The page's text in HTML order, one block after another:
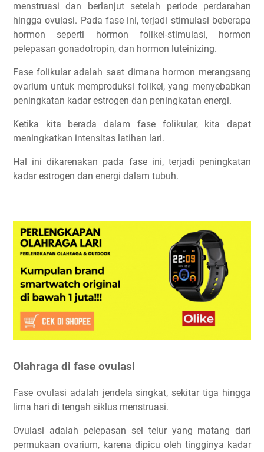
menstruasi dan berlanjut setelah periode perdarahan
hingga ovulasi. Pada fase ini, terjadi stimulasi beberapa
hormon seperti hormon folikel-stimulasi, hormon
pelepasan gonadotropin, dan hormon luteinizing.
Fase folikular adalah saat dimana hormon merangsang
ovarium untuk memproduksi folikel, yang menyebabkan
peningkatan kadar estrogen dan peningkatan energi.
Ketika kita berada dalam fase folikular, kita dapat
meningkatkan intensitas latihan lari.
Hal ini dikarenakan pada fase ini, terjadi peningkatan
kadar estrogen dan energi dalam tubuh.
Olahraga di fase ovulasi
Fase ovulasi adalah jendela singkat, sekitar tiga hingga
lima hari di tengah siklus menstruasi.
Ovulasi adalah pelepasan sel telur yang matang dari
permukaan ovarium, karena dipicu oleh tingginya kadar